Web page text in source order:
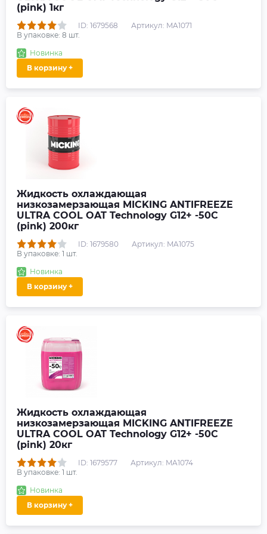
(pink) 1кг
ID: 1679568
Артикул: MA1071
В упаковке: 8 шт.
Новинка
В корзину +
Жидкость охлаждающая
низкозамерзающая MICKING ANTIFREEZE
ULTRA COOL OAT Technology G12+ -50C
(pink) 200кг
ID: 1679580
Артикул: MA1075
В упаковке: 1 шт.
Новинка
В корзину +
Жидкость охлаждающая
низкозамерзающая MICKING ANTIFREEZE
ULTRA COOL OAT Technology G12+ -50C
(pink) 20кг
ID: 1679577
Артикул: MA1074
В упаковке: 1 шт.
Новинка
В корзину +